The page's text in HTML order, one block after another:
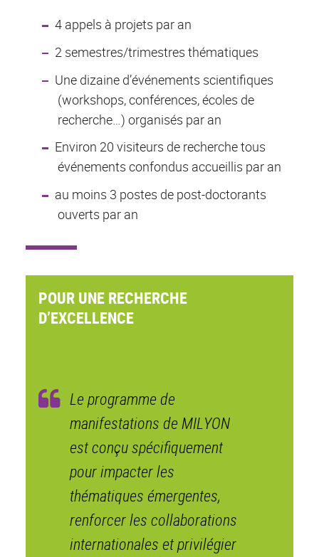
4 appels à projets par an
2 semestres/trimestres thématiques
Une dizaine d’événements scientifiques
(workshops, conférences, écoles de
recherche…) organisés par an
Environ 20 visiteurs de recherche tous
événements confondus accueillis par an
au moins 3 postes de post-doctorants
ouverts par an
POUR UNE RECHERCHE
D’EXCELLENCE
Le programme de
manifestations de MILYON
est conçu spécifiquement
pour impacter les
thématiques émergentes,
renforcer les collaborations
internationales et privilégier